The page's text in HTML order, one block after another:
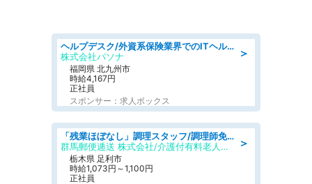
＞
ヘルプデスク/外資系保険業界でのITヘルプデスク業務/駅近/即日勤務可/ヘルプデスク
株式会社パソナ
福岡県 北九州市
時給4,167円
正社員
スポンサー：求人ボックス
＞
「残業ほぼなし」調理スタッフ/調理師免許必須/正職員/日勤のみ/介護付き有料老人ホーム/社会保障完備
群馬郵便逓送 株式会社/介護付有料老人ホーム ふる里
栃木県 足利市
時給1,073円～1,100円
正社員